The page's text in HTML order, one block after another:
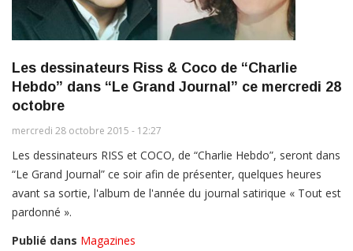
Les dessinateurs Riss & Coco de “Charlie
Hebdo” dans “Le Grand Journal” ce mercredi 28
octobre
mercredi 28 octobre 2015 - 12:27
Les dessinateurs RISS et COCO, de “Charlie Hebdo”, seront dans
“Le Grand Journal” ce soir afin de présenter, quelques heures
avant sa sortie, l'album de l'année du journal satirique « Tout est
pardonné ».
Publié dans Magazines